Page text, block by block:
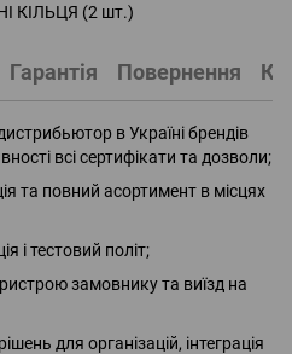
КІЛЬЦЯ (2 шт.)
Гарантія Повернення
в Україні брендів
всі сертифікати та дозволи;
та повний асортимент в місцях
і тестовий політ;
замовнику та виїзд на
для організацій, інтеграція